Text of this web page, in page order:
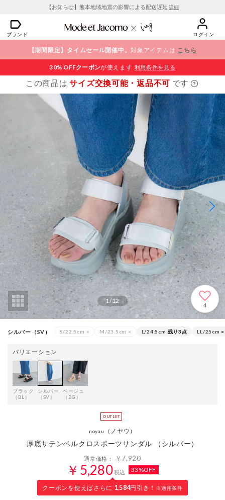
【お知らせ】熊本地域地震の影響による配送遅延 詳細
ブランド ログイン
【期間限定】タイムセール開催中。対象アイテムは こちら
30% OFFクーポンが使えます 利用条件を見る
この商品はサイズ交換可能・返品不可 です
1/12
4
シルバー（SV） S/22.5cm × M/23.5cm × L/24.5cm 残り3点 LL/25cm ○
バリエーション
ブラック
（BL）
シルバー
（SV）
ベージュ
（BG）
noyau （ノヤウ）
厚底サテンベルクロスポーツサンダル （シルバー）
通常価格：￥7,920
￥5,280税込 33%OFF
クーポンを使えばさらに 1,584円引き！ ※適用条件